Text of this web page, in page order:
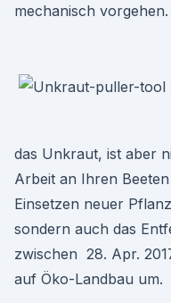
mechanisch vorgehen.
das Unkraut, ist aber
Arbeit an Ihren
Einsetzen neuer
sondern auch das
zwischen 28. Apr.
auf Öko-Landbau um.